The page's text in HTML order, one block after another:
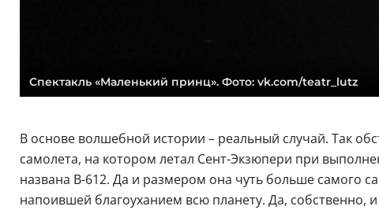
Спектакль «Маленький принц». Фото: vk.com/teatr_lutz
В основе волшебной истории – реальный случай. Так
самолета, на котором летал Сент-Экзюпери при
названа B-612. Да и размером она чуть больше самого
напоившей благоуханием всю планету. Да, собственно,